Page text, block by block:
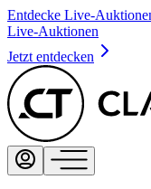
Entdecke Live-
Live-Auktionen
Jetzt entdecken